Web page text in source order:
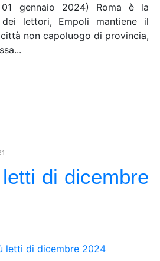
gennaio 2024) Roma è la
dei lettori, Empoli mantiene il
non capoluogo di provincia,
di dicembre